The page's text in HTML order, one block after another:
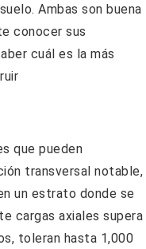
Ambas son buena
conocer sus
cuál es la más
que pueden
transversal notable,
un estrato donde se
cargas axiales supera
toleran hasta 1,000